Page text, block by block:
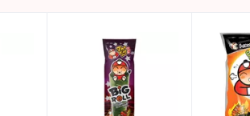
🍭 Saldumynų dienelė